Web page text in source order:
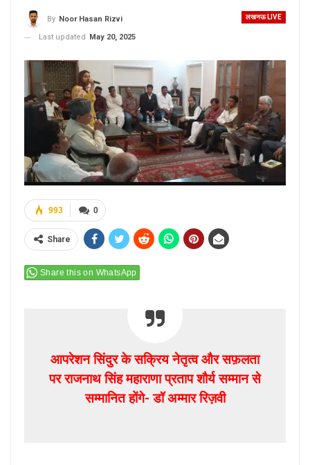
लखनऊ LIVE
By Noor Hasan Rizvi
Last updated
May 20, 2025
0
993
Share
Share this on WhatsApp
आपरेशन सिंदुर के सक्रिय नेतृत्व और सफ़लता
पर राजनाथ सिंह महाराणा प्रताप शौर्य सम्मान से
सम्मानित होंगे- डॉ अम्मार रिज़वी